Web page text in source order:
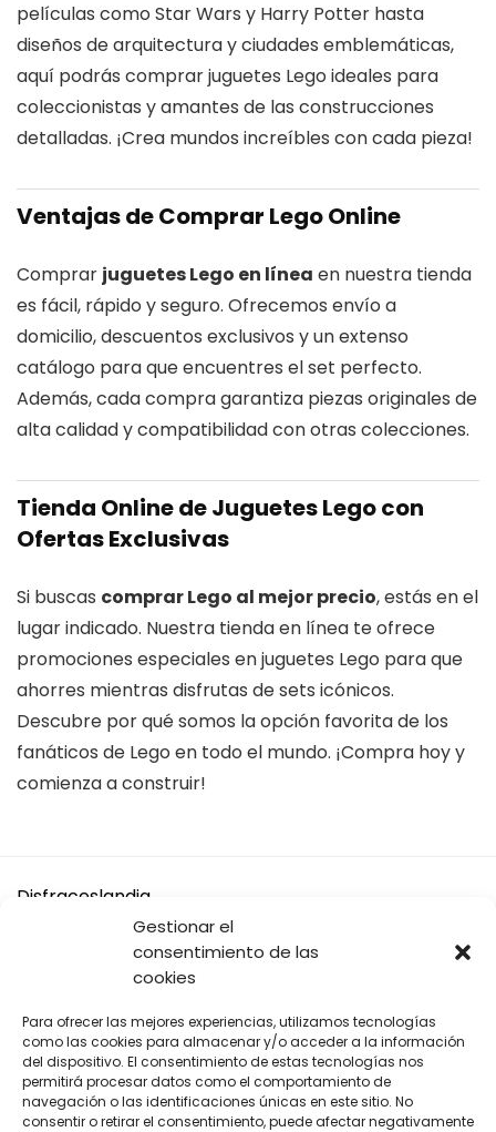
Gestionar el
consentimiento de las
cookies
Para ofrecer las mejores experiencias, utilizamos tecnologías
como las cookies para almacenar y/o acceder a la información
del dispositivo. El consentimiento de estas tecnologías nos
permitirá procesar datos como el comportamiento de
navegación o las identificaciones únicas en este sitio. No
consentir o retirar el consentimiento, puede afectar negativamente
películas como Star Wars y Harry Potter hasta
diseños de arquitectura y ciudades emblemáticas,
aquí podrás comprar juguetes Lego ideales para
coleccionistas y amantes de las construcciones
detalladas. ¡Crea mundos increíbles con cada pieza!
Ventajas de Comprar Lego Online
Comprar juguetes Lego en línea en nuestra tienda
es fácil, rápido y seguro. Ofrecemos envío a
domicilio, descuentos exclusivos y un extenso
catálogo para que encuentres el set perfecto.
Además, cada compra garantiza piezas originales de
alta calidad y compatibilidad con otras colecciones.
Tienda Online de Juguetes Lego con
Ofertas Exclusivas
Si buscas comprar Lego al mejor precio, estás en el
lugar indicado. Nuestra tienda en línea te ofrece
promociones especiales en juguetes Lego para que
ahorres mientras disfrutas de sets icónicos.
Descubre por qué somos la opción favorita de los
fanáticos de Lego en todo el mundo. ¡Compra hoy y
comienza a construir!
Disfraceslandia
Buscamos Disfraces Originales y divertidos, así como todo
tipo de accesorios y complementos para tu disfraz o tus
A cambio solo te pedimos que si vas a comprar en Amazon,
compres desde nuestros enlaces.
De cada venta recibimos una pequeña comisión para seguir